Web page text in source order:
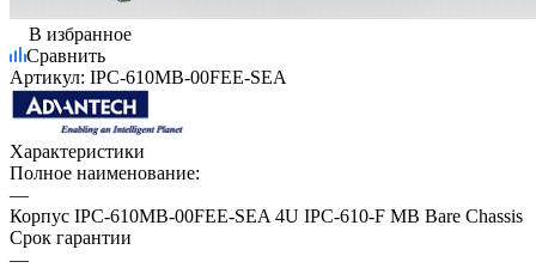
В избранное
Сравнить
Артикул: IPC-610MB-00FEE-SEA
Характеристики
Полное наименование:
—
Корпус IPC-610MB-00FEE-SEA 4U IPC-610-F MB Bare Chassis
Срок гарантии
—